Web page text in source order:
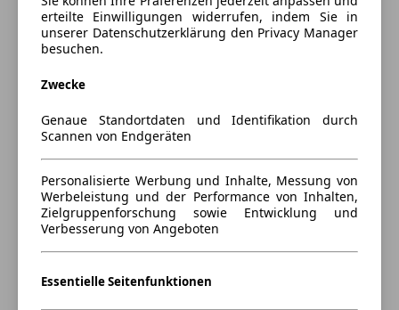
erteilte Einwilligungen widerrufen, indem Sie in
unserer Datenschutzerklärung den Privacy Manager
besuchen.
Zwecke
Genaue Standortdaten und Identifikation durch
Scannen von Endgeräten
Personalisierte Werbung und Inhalte, Messung von
Werbeleistung und der Performance von Inhalten,
Zielgruppenforschung sowie Entwicklung und
Verbesserung von Angeboten
Essentielle Seitenfunktionen